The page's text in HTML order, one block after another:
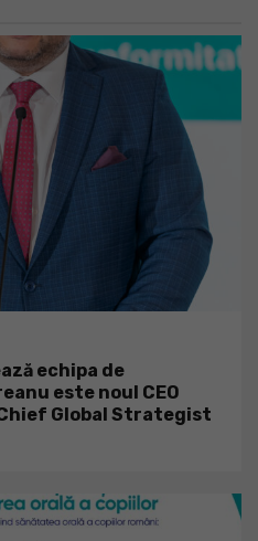
echipa de
este noul CEO
Global Strategist